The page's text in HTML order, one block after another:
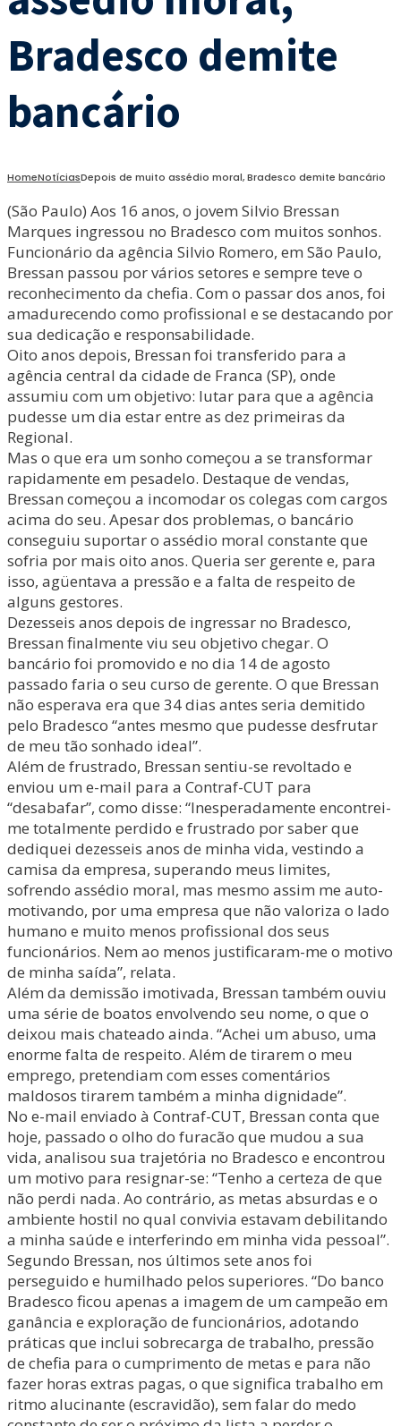
Bradesco demite
bancário
HomeNotíciasDepois de muito assédio moral, Bradesco demite bancário
(São Paulo) Aos 16 anos, o jovem Silvio Bressan
Marques ingressou no Bradesco com muitos sonhos.
Funcionário da agência Silvio Romero, em São Paulo,
Bressan passou por vários setores e sempre teve o
reconhecimento da chefia. Com o passar dos anos, foi
amadurecendo como profissional e se destacando por
sua dedicação e responsabilidade.
Oito anos depois, Bressan foi transferido para a
agência central da cidade de Franca (SP), onde
assumiu com um objetivo: lutar para que a agência
pudesse um dia estar entre as dez primeiras da
Regional.
Mas o que era um sonho começou a se transformar
rapidamente em pesadelo. Destaque de vendas,
Bressan começou a incomodar os colegas com cargos
acima do seu. Apesar dos problemas, o bancário
conseguiu suportar o assédio moral constante que
sofria por mais oito anos. Queria ser gerente e, para
isso, agüentava a pressão e a falta de respeito de
alguns gestores.
Dezesseis anos depois de ingressar no Bradesco,
Bressan finalmente viu seu objetivo chegar. O
bancário foi promovido e no dia 14 de agosto
passado faria o seu curso de gerente. O que Bressan
não esperava era que 34 dias antes seria demitido
pelo Bradesco “antes mesmo que pudesse desfrutar
de meu tão sonhado ideal”.
Além de frustrado, Bressan sentiu-se revoltado e
enviou um e-mail para a Contraf-CUT para
“desabafar”, como disse: “Inesperadamente encontrei-
me totalmente perdido e frustrado por saber que
dediquei dezesseis anos de minha vida, vestindo a
camisa da empresa, superando meus limites,
sofrendo assédio moral, mas mesmo assim me auto-
motivando, por uma empresa que não valoriza o lado
humano e muito menos profissional dos seus
funcionários. Nem ao menos justificaram-me o motivo
de minha saída”, relata.
Além da demissão imotivada, Bressan também ouviu
uma série de boatos envolvendo seu nome, o que o
deixou mais chateado ainda. “Achei um abuso, uma
enorme falta de respeito. Além de tirarem o meu
emprego, pretendiam com esses comentários
maldosos tirarem também a minha dignidade”.
No e-mail enviado à Contraf-CUT, Bressan conta que
hoje, passado o olho do furacão que mudou a sua
vida, analisou sua trajetória no Bradesco e encontrou
um motivo para resignar-se: “Tenho a certeza de que
não perdi nada. Ao contrário, as metas absurdas e o
ambiente hostil no qual convivia estavam debilitando
a minha saúde e interferindo em minha vida pessoal”.
Segundo Bressan, nos últimos sete anos foi
perseguido e humilhado pelos superiores. “Do banco
Bradesco ficou apenas a imagem de um campeão em
ganância e exploração de funcionários, adotando
práticas que inclui sobrecarga de trabalho, pressão
de chefia para o cumprimento de metas e para não
fazer horas extras pagas, o que significa trabalho em
ritmo alucinante (escravidão), sem falar do medo